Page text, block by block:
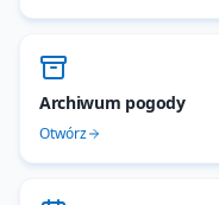
Archiwum pogody
Otwórz